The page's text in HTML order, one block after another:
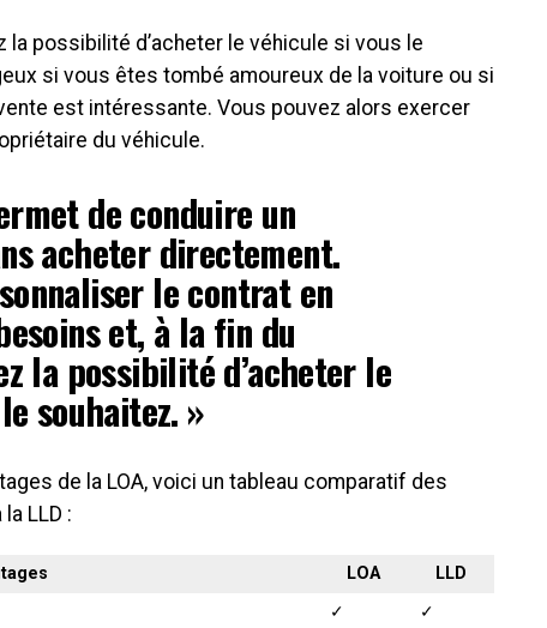
la possibilité d’acheter le véhicule si vous le
si vous êtes tombé amoureux de la voiture ou si
est intéressante. Vous pouvez alors exercer
du véhicule.
de conduire un
acheter directement.
le contrat en
et, à la fin du
la possibilité d’acheter le
souhaitez. »
de la LOA, voici un tableau comparatif des
LLD :
LOA
LLD
✓
✓